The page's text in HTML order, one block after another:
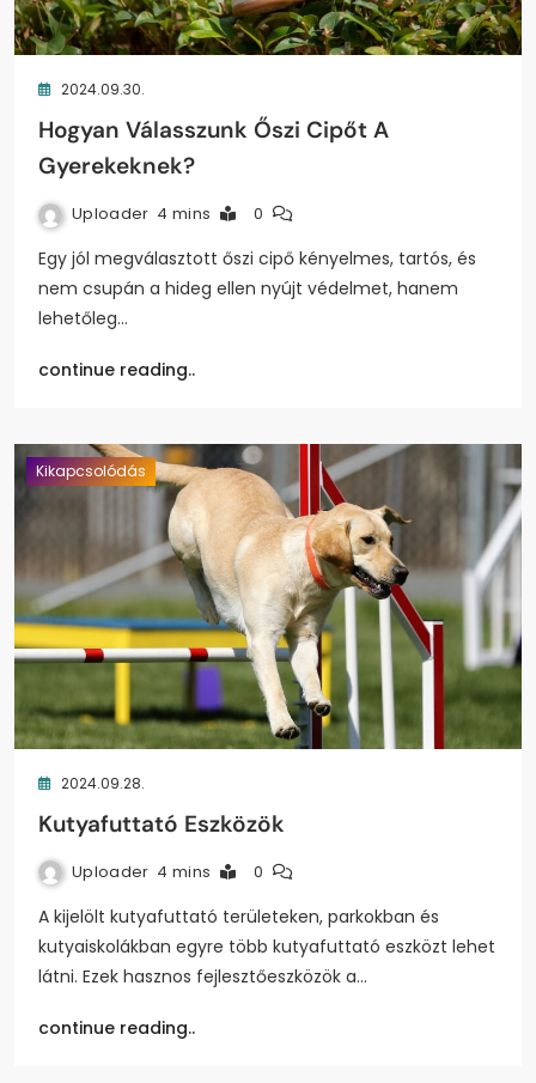
2024.09.30.
Hogyan Válasszunk Őszi Cipőt A
Gyerekeknek?
Uploader 4 mins 0
Egy jól megválasztott őszi cipő kényelmes, tartós, és
nem csupán a hideg ellen nyújt védelmet, hanem
lehetőleg…
continue reading..
Kikapcsolódás
2024.09.28.
Kutyafuttató Eszközök
Uploader 4 mins 0
A kijelölt kutyafuttató területeken, parkokban és
kutyaiskolákban egyre több kutyafuttató eszközt lehet
látni. Ezek hasznos fejlesztőeszközök a…
continue reading..